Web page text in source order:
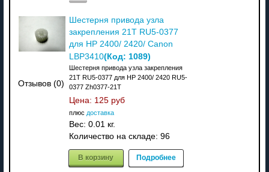
Отзывов (0)
Шестерня привода узла
закрепления 21T RU5-0377
для HP 2400/ 2420/ Canon
LBP3410(Код: 1089)
Шестерня привода узла закрепления
21T RU5-0377 для HP 2400/ 2420 RU5-
0377 Zh0377-21T
Цена: 125 руб
плюс доставка
Вес: 0.01 кг.
Количество на складе: 96
В корзину Подробнее